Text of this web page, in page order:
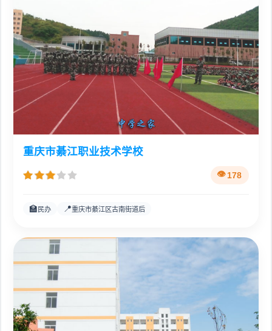
重庆市綦江职业技术学校
178
🏫 民办 📍重庆市綦江区古南街道后